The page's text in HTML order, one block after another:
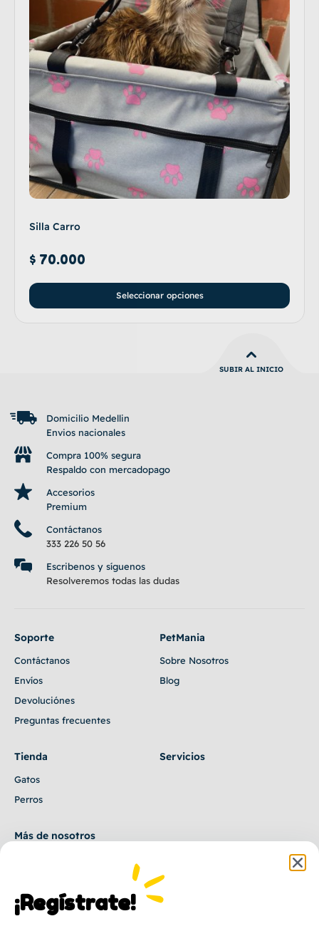
Silla Carro
$ 70.000
Seleccionar opciones
SUBIR AL INICIO
Domicilio Medellin
Envios nacionales
Compra 100% segura
Respaldo con mercadopago
Accesorios
Premium
Contáctanos
333 226 50 56
Escribenos y síguenos
Resolveremos todas las dudas
Soporte
Contáctanos
Envíos
Devoluciónes
Preguntas frecuentes
PetMania
Sobre Nosotros
Blog
Tienda
Gatos
Perros
Servicios
Más de nosotros
333 2265056
¡Regístrate!